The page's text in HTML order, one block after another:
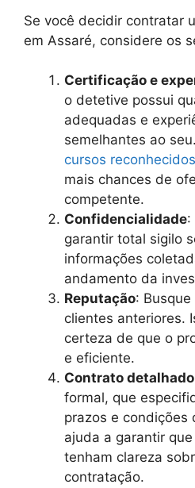
Se você decidir contratar
em Assaré, considere os
Certificação e
o detetive possui
adequadas e
semelhantes ao
cursos
mais chances de
competente.
Confidencialidade:
garantir total sigilo
informações
andamento da
Reputação:
clientes anteriores.
certeza de que o
e eficiente.
Contrato detalhado
formal, que
prazos e condições
ajuda a garantir
tenham clareza
contratação.